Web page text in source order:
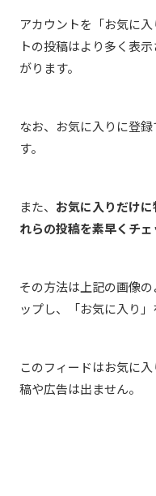
アカウントを「お気に
トの投稿はより多く表
がります。
なお、お気に入りに登
す。
また、 お気に入りだけ
れらの投稿を素早くチェ
その方法は上記の画像
ップし、「お気に入り」
このフィードはお気に
稿や広告は出ません。